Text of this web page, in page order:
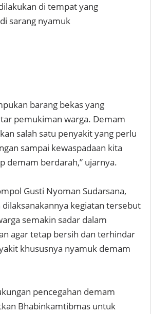
di tempat yang
sarang nyamuk
barang bekas yang
pemukiman warga. Demam
salah satu penyakit yang perlu
sampai kewaspadaan kita
demam berdarah,” ujarnya.
Gusti Nyoman Sudarsana,
dilaksanakannya kegiatan tersebut
semakin sadar dalam
agar tetap bersih dan terhindar
khususnya nyamuk demam
pencegahan demam
Bhabinkamtibmas untuk